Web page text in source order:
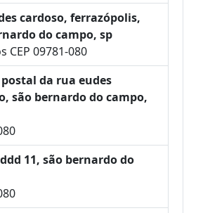
cardoso, ferrazópolis,
do campo, sp
CEP 09781-080
da rua eudes
são bernardo do campo,
11, são bernardo do